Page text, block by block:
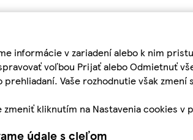
informácie v zariadení alebo k nim
voľbou Prijať alebo Odmietnuť
Vaše rozhodnutie však
zmeniť kliknutím na Nastavenia cookies v
údaje s cieľom